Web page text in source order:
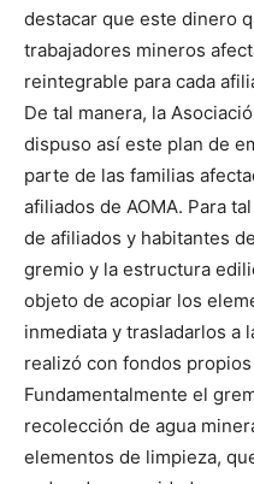
destacar que este dinero
trabajadores mineros
reintegrable para cada
De tal manera, la
dispuso así este plan de
parte de las familias
afiliados de AOMA. Para
de afiliados y habitantes
gremio y la estructura
objeto de acopiar los
inmediata y trasladarlos a
realizó con fondos
Fundamentalmente el
recolección de agua
elementos de limpieza,